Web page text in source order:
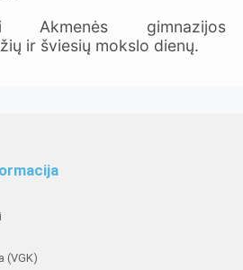
Akmenės gimnazijos
ir šviesių mokslo dienų.
(VGK)